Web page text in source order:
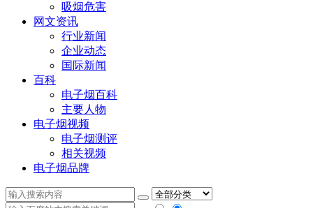
吸烟危害
网文资讯
行业新闻
企业动态
国际新闻
百科
电子烟百科
主要人物
电子烟视频
电子烟测评
相关视频
电子烟品牌